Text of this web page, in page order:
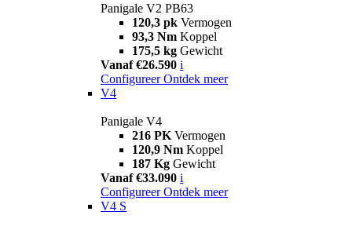
Panigale V2 PB63
120,3 pk Vermogen
93,3 Nm Koppel
175,5 kg Gewicht
Vanaf €26.590 i
Configureer Ontdek meer
V4
Panigale V4
216 PK Vermogen
120,9 Nm Koppel
187 Kg Gewicht
Vanaf €33.090 i
Configureer Ontdek meer
V4 S